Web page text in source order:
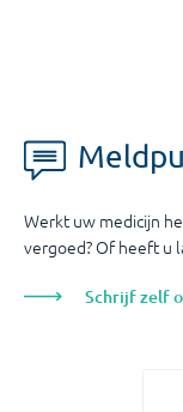
Werkt uw medicijn
vergoed? Of heeft u
Schrijf zelf